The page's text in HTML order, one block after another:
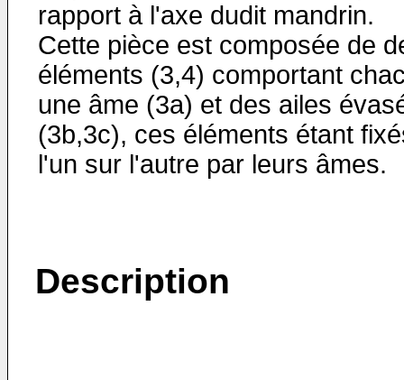
rapport à l'axe dudit mandrin.
Cette pièce est composée de
éléments (3,4) comportant
une âme (3a) et des ailes
(3b,3c), ces éléments étant
l'un sur l'autre par leurs âmes.
Description